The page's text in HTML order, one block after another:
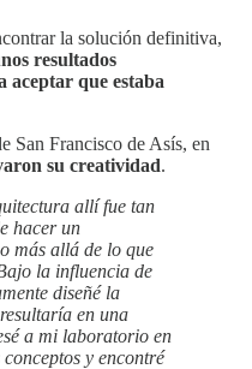
la solución definitiva,
resultados
aceptar que estaba
San Francisco de Asís, en
su creatividad.
allí fue tan
hacer un
más allá de lo que
la influencia de
diseñé la
en una
a mi laboratorio en
y encontré